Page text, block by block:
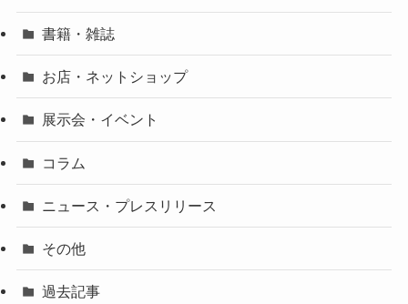
書籍・雑誌
お店・ネットショップ
展示会・イベント
コラム
ニュース・プレスリリース
その他
過去記事